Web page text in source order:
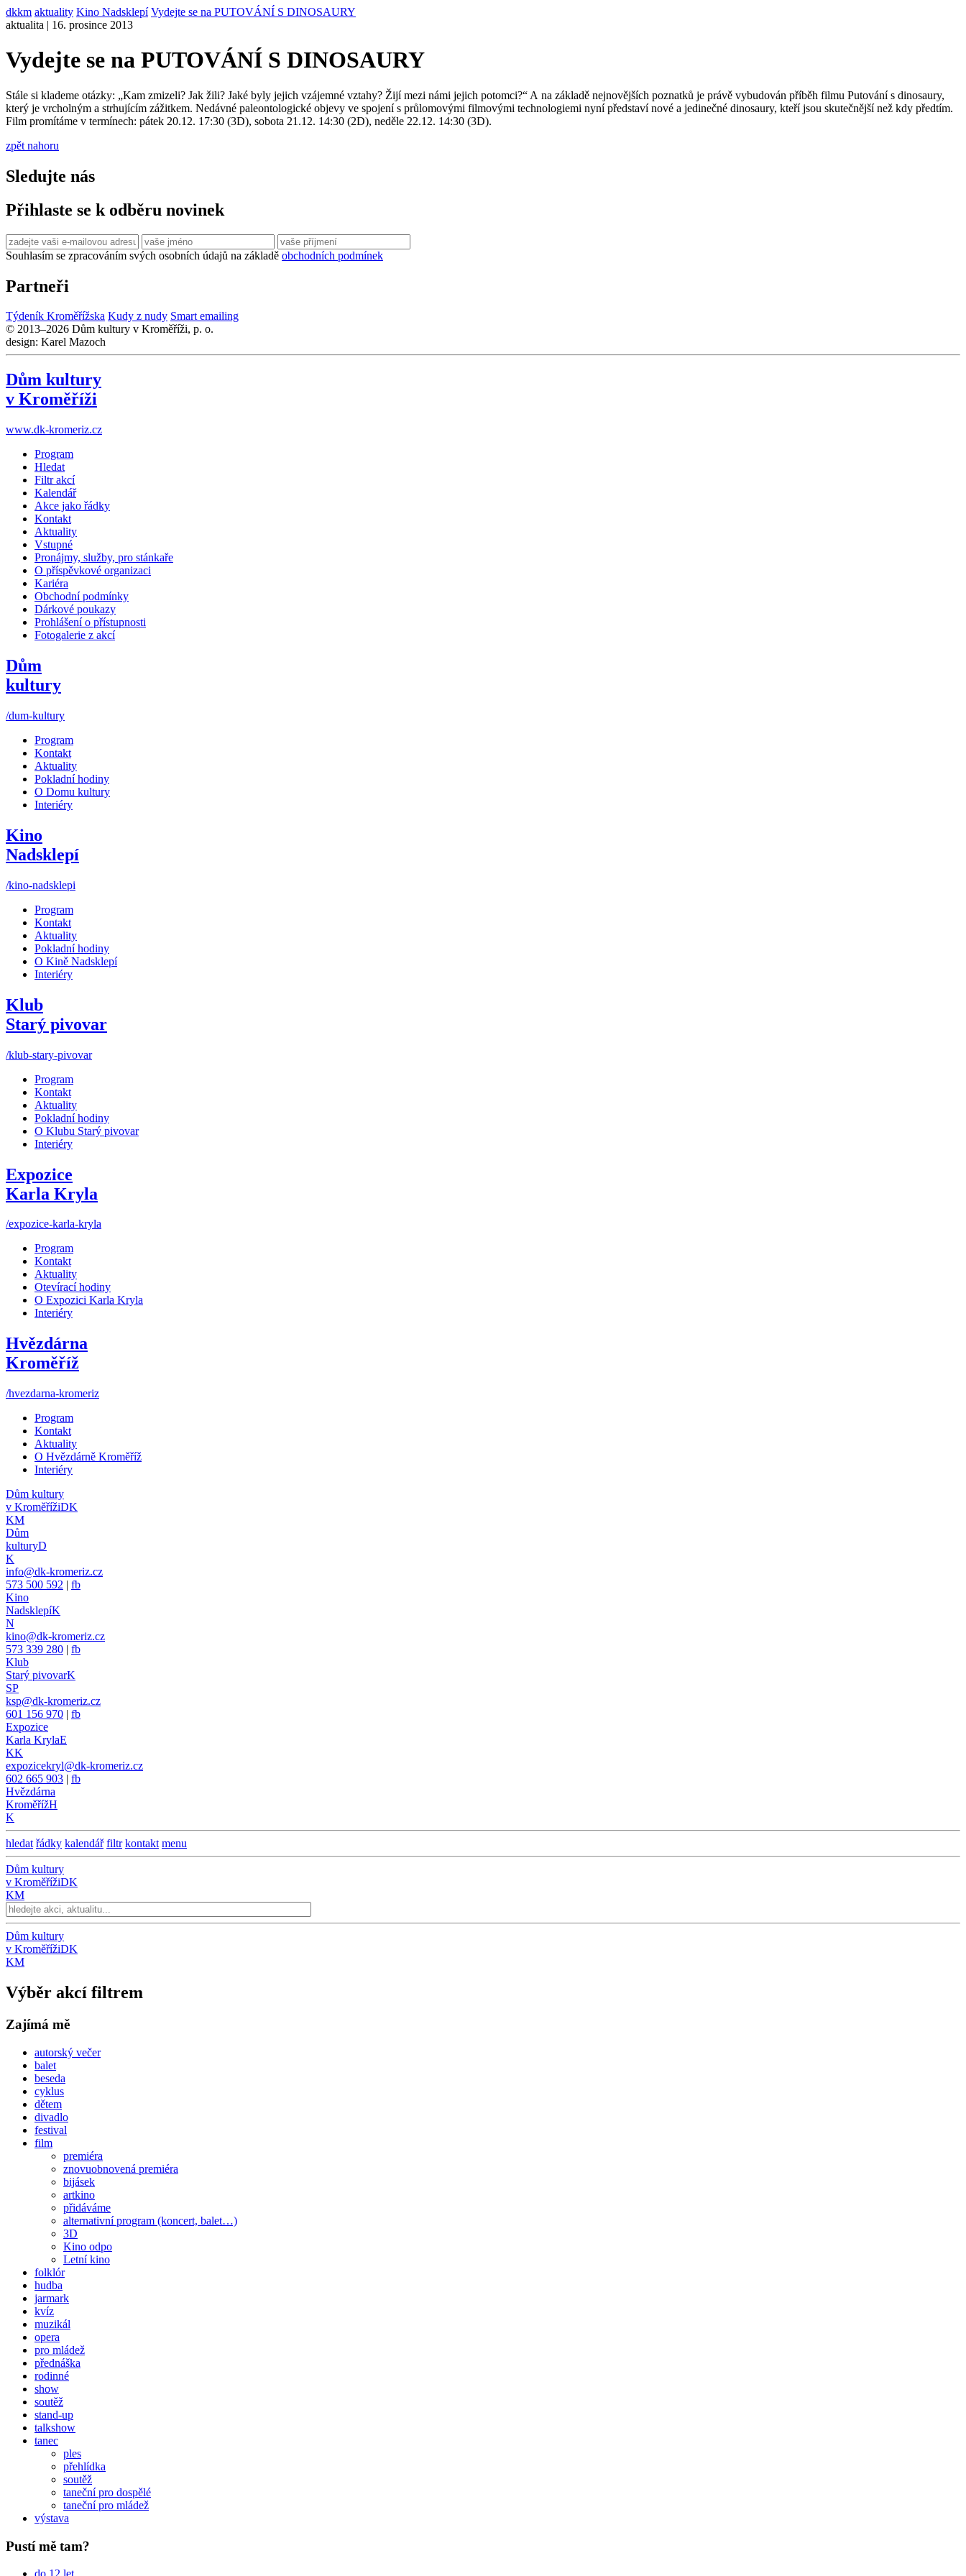
dkkm aktuality Kino Nadsklepí Vydejte se na PUTOVÁNÍ S DINOSAURY
aktualita | 16. prosince 2013
Vydejte se na PUTOVÁNÍ S DINOSAURY
Stále si klademe otázky: „Kam zmizeli? Jak žili? Jaké byly jejich vzájemné vztahy? Žijí mezi námi jejich potomci?“ A na základě nejnovějších poznatků je právě vybudován příběh filmu Putování s dinosaury,
který je vrcholným a strhujícím zážitkem. Nedávné paleontologické objevy ve spojení s průlomovými filmovými technologiemi nyní představí nové a jedinečné dinosaury, kteří jsou skutečnější než kdy předtím.
Film promítáme v termínech: pátek 20.12. 17:30 (3D), sobota 21.12. 14:30 (2D), neděle 22.12. 14:30 (3D).
zpět nahoru
Sledujte nás
Přihlaste se k odběru novinek
Souhlasím se zpracováním svých osobních údajů na základě obchodních podmínek
Partneři
Týdeník Kroměřížska Kudy z nudy Smart emailing
© 2013–2026 Dům kultury v Kroměříži, p. o.
design: Karel Mazoch
Dům kultury
v Kroměříži
www.dk-kromeriz.cz
Program
Hledat
Filtr akcí
Kalendář
Akce jako řádky
Kontakt
Aktuality
Vstupné
Pronájmy, služby, pro stánkaře
O příspěvkové organizaci
Kariéra
Obchodní podmínky
Dárkové poukazy
Prohlášení o přístupnosti
Fotogalerie z akcí
Dům
kultury
/dum-kultury
Program
Kontakt
Aktuality
Pokladní hodiny
O Domu kultury
Interiéry
Kino
Nadsklepí
/kino-nadsklepi
Program
Kontakt
Aktuality
Pokladní hodiny
O Kině Nadsklepí
Interiéry
Klub
Starý pivovar
/klub-stary-pivovar
Program
Kontakt
Aktuality
Pokladní hodiny
O Klubu Starý pivovar
Interiéry
Expozice
Karla Kryla
/expozice-karla-kryla
Program
Kontakt
Aktuality
Otevírací hodiny
O Expozici Karla Kryla
Interiéry
Hvězdárna
Kroměříž
/hvezdarna-kromeriz
Program
Kontakt
Aktuality
O Hvězdárně Kroměříž
Interiéry
Dům kultury
v KroměřížiDK
KM
Dům
kulturyD
K
info@dk-kromeriz.cz
573 500 592 | fb
Kino
NadsklepíK
N
kino@dk-kromeriz.cz
573 339 280 | fb
Klub
Starý pivovarK
SP
ksp@dk-kromeriz.cz
601 156 970 | fb
Expozice
Karla KrylaE
KK
expozicekryl@dk-kromeriz.cz
602 665 903 | fb
Hvězdárna
KroměřížH
K
hledat řádky kalendář filtr kontakt menu
Dům kultury
v KroměřížiDK
KM
Dům kultury
v KroměřížiDK
KM
Výběr akcí filtrem
Zajímá mě
autorský večer
balet
beseda
cyklus
dětem
divadlo
festival
film
premiéra
znovuobnovená premiéra
bijásek
artkino
přidáváme
alternativní program (koncert, balet…)
3D
Kino odpo
Letní kino
folklór
hudba
jarmark
kvíz
muzikál
opera
pro mládež
přednáška
rodinné
show
soutěž
stand-up
talkshow
tanec
ples
přehlídka
soutěž
taneční pro dospělé
taneční pro mládež
výstava
Pustí mě tam?